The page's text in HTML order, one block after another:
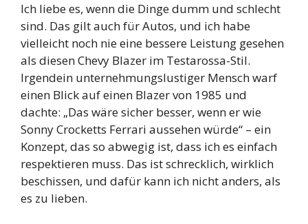
Ich liebe es, wenn die Dinge dumm und schlecht
sind. Das gilt auch für Autos, und ich habe
vielleicht noch nie eine bessere Leistung gesehen
als diesen Chevy Blazer im Testarossa-Stil.
Irgendein unternehmungslustiger Mensch warf
einen Blick auf einen Blazer von 1985 und
dachte: „Das wäre sicher besser, wenn er wie
Sonny Crocketts Ferrari aussehen würde“ – ein
Konzept, das so abwegig ist, dass ich es einfach
respektieren muss. Das ist schrecklich, wirklich
beschissen, und dafür kann ich nicht anders, als
es zu lieben.